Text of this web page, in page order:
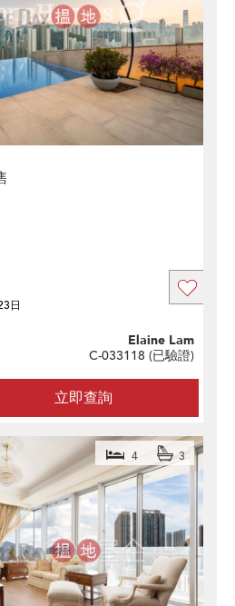
立即查詢
Elaine Lam
C-033118 (已驗證)
日
4 3